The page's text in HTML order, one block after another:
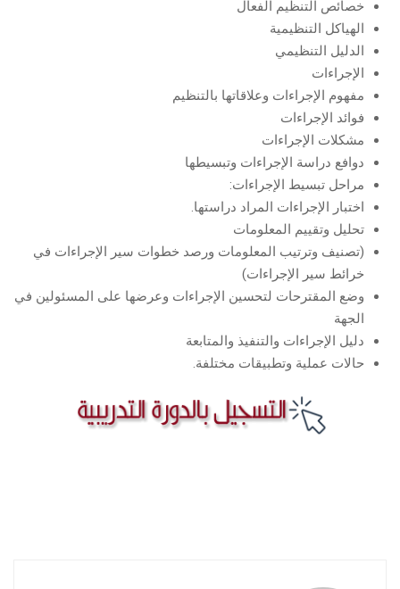
خصائص التنظيم الفعال
الهياكل التنظيمية
الدليل التنظيمي
الإجراءات
مفهوم الإجراءات وعلاقاتها بالتنظيم
فوائد الإجراءات
مشكلات الإجراءات
دوافع دراسة الإجراءات وتبسيطها
مراحل تبسيط الإجراءات:
اختبار الإجراءات المراد دراستها.
تحليل وتقييم المعلومات
(تصنيف وترتيب المعلومات ورصد خطوات سير الإجراءات في
خرائط سير الإجراءات)
وضع المقترحات لتحسين الإجراءات وعرضها على المسئولين في
الجهة
دليل الإجراءات والتنفيذ والمتابعة
حالات عملية وتطبيقات مختلفة.